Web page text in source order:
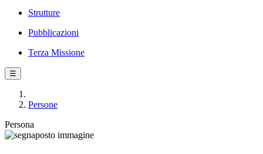
Strutture
Pubblicazioni
Terza Missione
☰
Persone
Persona